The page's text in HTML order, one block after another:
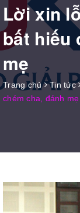
Lời xin
bất hiếu
mẹ
Trang chủ Tin tức
chém cha, đánh mẹ